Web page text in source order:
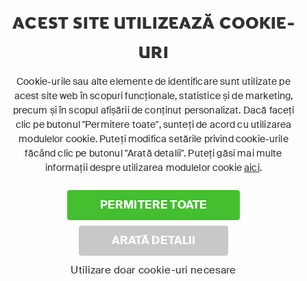
ACEST SITE UTILIZEAZĂ COOKIE-
URI
Cookie-urile sau alte elemente de identificare sunt utilizate pe
acest site web în scopuri funcționale, statistice și de marketing,
precum și în scopul afișării de conținut personalizat. Dacă faceți
clic pe butonul "Permitere toate", sunteți de acord cu utilizarea
modulelor cookie. Puteți modifica setările privind cookie-urile
făcând clic pe butonul "Arată detalii". Puteți găsi mai multe
informații despre utilizarea modulelor cookieaici.
PERMITERE TOATE
ARATĂ DETALII
Utilizare doar cookie-uri necesare
ABONEAZĂ-TE ACUM
Cerințe de sistem
2026 Canal+ Luxembourg S. à r.l. - Toate drepturile rezervate
Focus Sat este o marcă înregistrată aparținând Canal+
Luxembourg S. à r.l.
Rue Albert Borschette 4, L-1246 Luxemburg | R.C.S. Luxemburg:
B 87.905